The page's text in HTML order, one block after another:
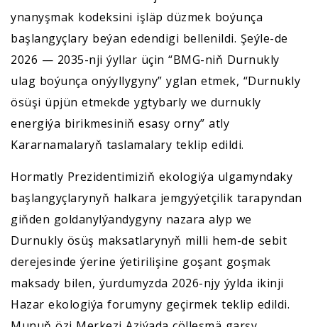
ynanyşmak kodeksini işläp düzmek boýunça
başlangyçlary beýan edendigi bellenildi. Şeýle-de
2026 — 2035-nji ýyllar üçin “BMG-niň Durnukly
ulag boýunça onýyllygyny” yglan etmek, “Durnukly
ösüşi üpjün etmekde ygtybarly we durnukly
energiýa birikmesiniň esasy orny” atly
Kararnamalaryň taslamalary teklip edildi.
Hormatly Prezidentimiziň ekologiýa ulgamyndaky
başlangyçlarynyň halkara jemgyýetçilik tarapyndan
giňden goldanylýandygyny nazara alyp we
Durnukly ösüş maksatlarynyň milli hem-de sebit
derejesinde ýerine ýetirilişine goşant goşmak
maksady bilen, ýurdumyzda 2026-njy ýylda ikinji
Hazar ekologiýa forumyny geçirmek teklip edildi.